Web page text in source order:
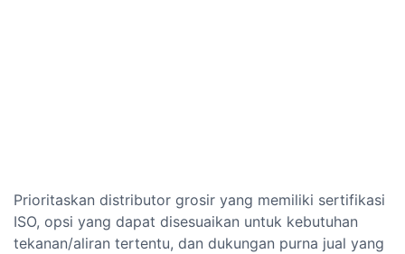
Prioritaskan distributor grosir yang memiliki sertifikasi
ISO, opsi yang dapat disesuaikan untuk kebutuhan
tekanan/aliran tertentu, dan dukungan purna jual yang